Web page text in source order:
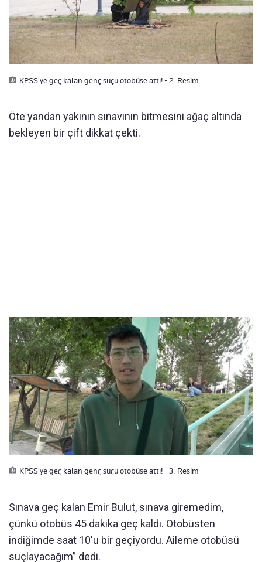
KPSS'ye geç kalan genç suçu otobüse attı! - 2. Resim
Öte yandan yakının sınavının bitmesini ağaç altında
bekleyen bir çift dikkat çekti.
KPSS'ye geç kalan genç suçu otobüse attı! - 3. Resim
Sınava geç kalan Emir Bulut, sınava giremedim,
çünkü otobüs 45 dakika geç kaldı. Otobüsten
indiğimde saat 10'u bir geçiyordu. Aileme otobüsü
suçlayacağım” dedi.